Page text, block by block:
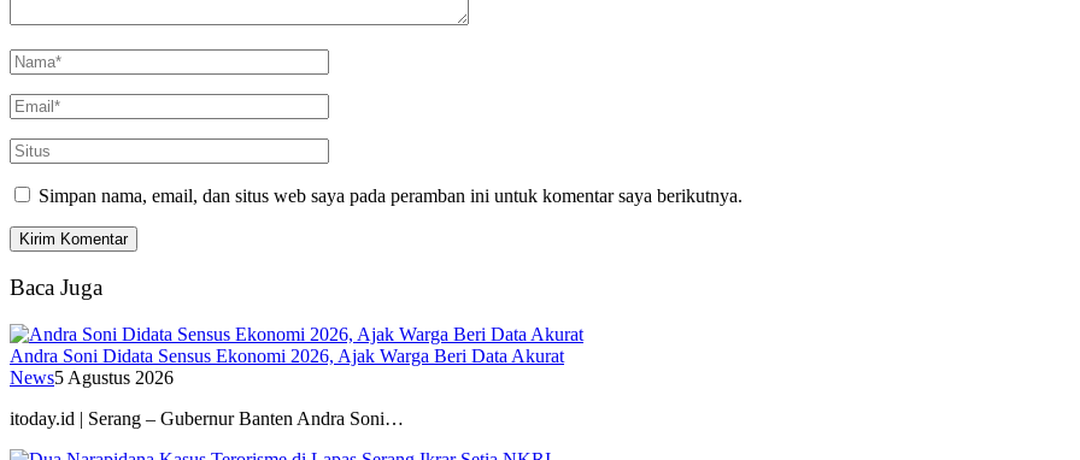
Simpan nama, email, dan situs web saya pada peramban ini untuk komentar saya berikutnya.
Baca Juga
Andra Soni Didata Sensus Ekonomi 2026, Ajak Warga Beri Data Akurat
News5 Agustus 2026
itoday.id | Serang – Gubernur Banten Andra Soni…